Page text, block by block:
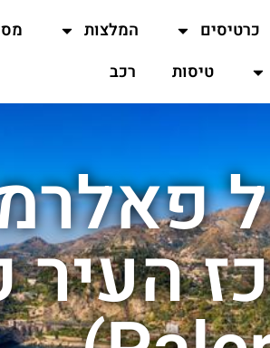
כרטיסים המלצות
טיסות רכב
העיר